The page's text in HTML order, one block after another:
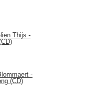
Thijs -
-
(CD)